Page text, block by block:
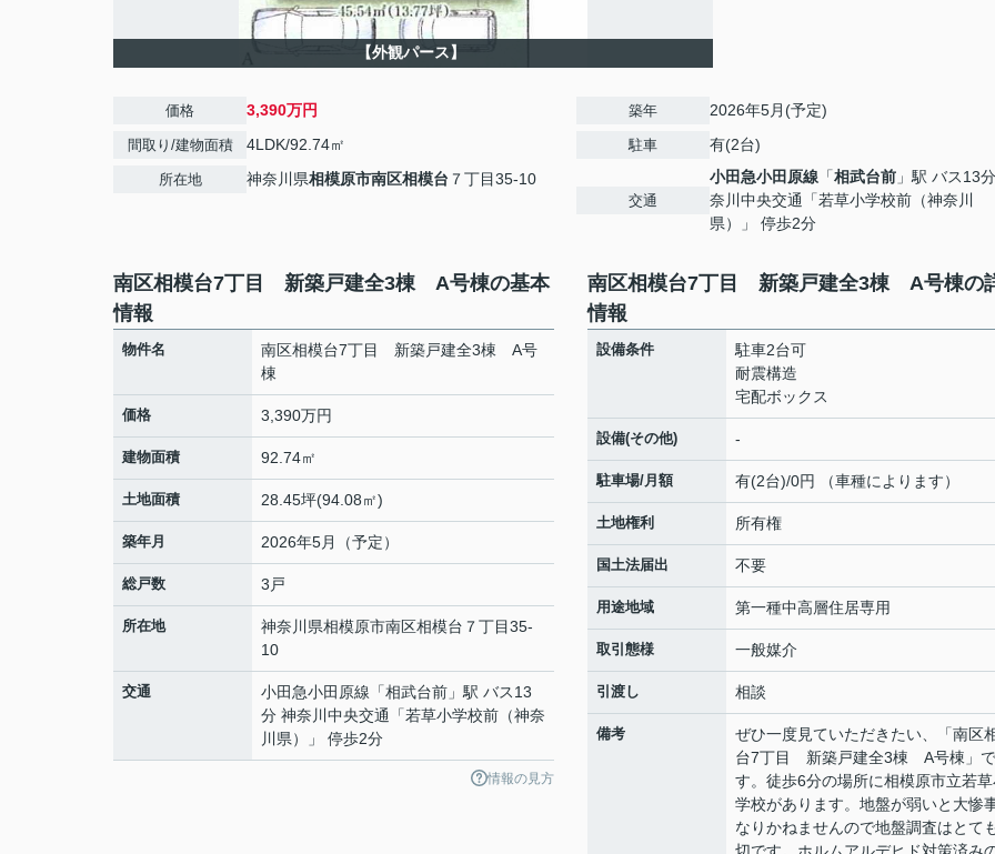
【外観パース】
価格 3,390万円
間取り/建物面積 4LDK/92.74㎡
所在地 神奈川県相模原市南区相模台 ７丁目35-10
築年 2026年5月(予定)
駐車 有(2台)
交通
小田急小田原線 「相武台前 」駅 バス13
奈川中央交通「若草小学校前（神奈川
県）」 停歩2分
南区相模台7丁目 新築戸建全3棟 A号棟の基本
情報
物件名
南区相模台7丁目 新築戸建全3棟 A号
棟
価格 3,390万円
建物面積 92.74㎡
土地面積 28.45坪(94.08㎡)
築年月 2026年5月（予定）
総戸数 3戸
所在地 神奈川県相模原市南区相模台 ７丁目35-
10
交通 小田急小田原線 「相武台前 」駅 バス13
分 神奈川中央交通「若草小学校前（神奈
川県）」 停歩2分
情報の見方
南区相模台7丁目 新築戸建全3棟 A号棟の
情報
設備条件
駐車2台可
耐震構造
宅配ボックス
設備(その他) -
駐車場/月額 有(2台)/0円 （車種によります）
土地権利 所有権
国土法届出 不要
用途地域 第一種中高層住居専用
取引態様 一般媒介
引渡し 相談
備考
ぜひ一度見ていただきたい、「南区
台7丁目 新築戸建全3棟 A号棟」で
す。徒歩6分の場所に相模原市立若
学校があります。地盤が弱いと大惨
なりかねませんので地盤調査はとて